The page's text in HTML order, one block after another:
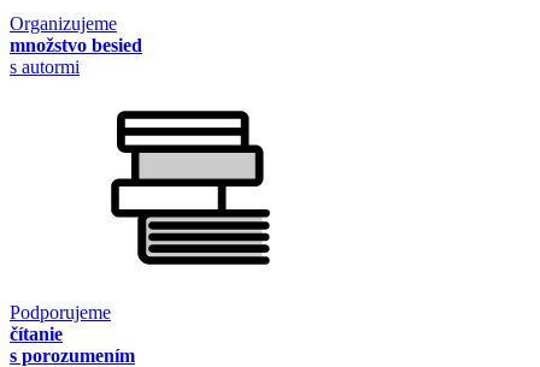
Organizujeme
množstvo besied
s autormi
Podporujeme
čítanie
s porozumením